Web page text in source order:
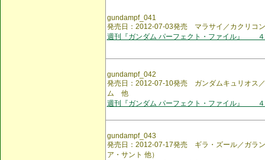
gundampf_041
発売日：2012-07-03発売 マラサイ／カクリコ
週刊『ガンダム パーフェクト・ファイル』
gundampf_042
発売日：2012-07-10発売 ガンダムキュリオス
ム 他
週刊『ガンダム パーフェクト・ファイル』
gundampf_043
発売日：2012-07-17発売 ギラ・ズール／ガラ
ア・サント 他）